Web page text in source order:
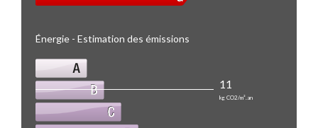
Énergie - Estimation des émissions
11
kg CO2/m².an